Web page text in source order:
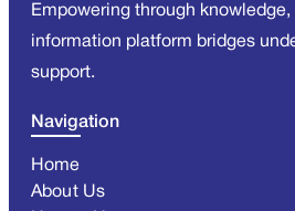
Empowering through
information platform bridges
support.
Navigation
Home
About Us